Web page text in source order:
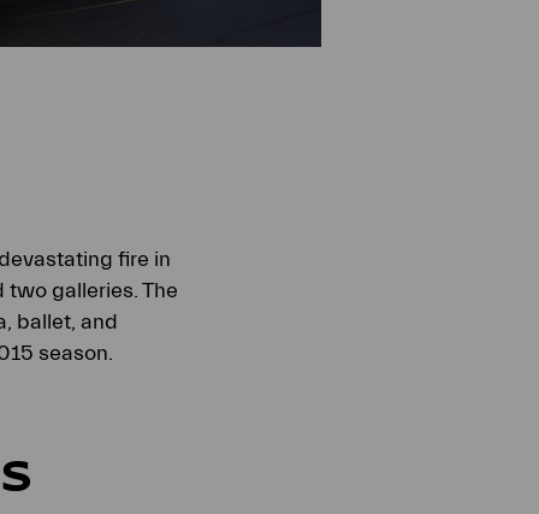
fire in
galleries. The
ballet, and
season.